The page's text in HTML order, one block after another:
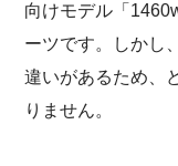
向けモデル「
ーツです。しかし
違いがあるため、
りません。